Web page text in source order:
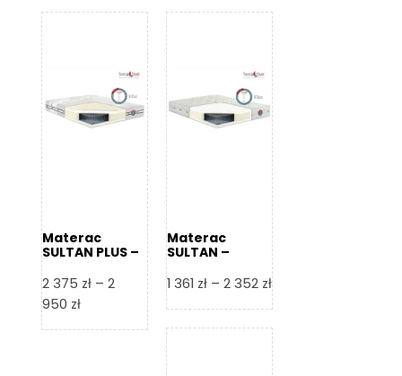
119 zł
Materac
SULTAN PLUS –
2 375 zł – 2
950 złZakres
Materac
SULTAN –
1 361 zł – 2 352 złZakres
cen:
od
1
361 zł